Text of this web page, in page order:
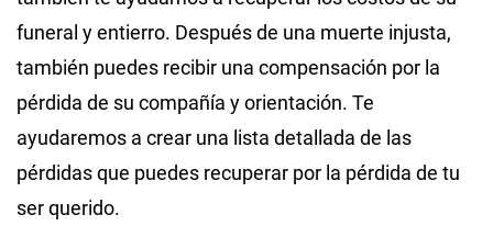
funeral y entierro. Después de una muerte injusta,
también puedes recibir una compensación por la
pérdida de su compañía y orientación. Te
ayudaremos a crear una lista detallada de las
pérdidas que puedes recuperar por la pérdida de tu
ser querido.